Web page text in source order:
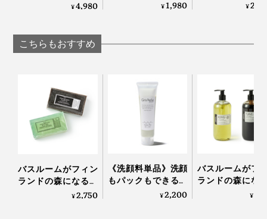
2026年には、すべて畑で育てた桑を与えて、360,000頭
のカイコ（約108kg分の絹糸）の飼育を目指していま
す」と高嶋氏。
さらに、日本国内だけでなく、人口が増え続けている東
南アジアでの販売をめざして、シンガポールにも事業所
を設立。2022年4月からは移住して、海外での事業展開
をはじめています。
群馬・桐生産のシルク石鹸から、世界の未来へ繋がって
泡立ちのよさはもちろん、水に溶けにくいことも特長で
スタブクッション」
¥4,980
イクロカプセル技術
¥1,980
カホカ気持ち
¥
こちらもおすすめ
バスルームがフィン
ランドの森になる、
「白樺の若葉」と
¥2,750
《洗顔料単品》洗顔
もパックもできる、
「富山クレイ フェイ
¥2,200
バスルームがフ
ランドの森にな
「白樺の若葉
¥